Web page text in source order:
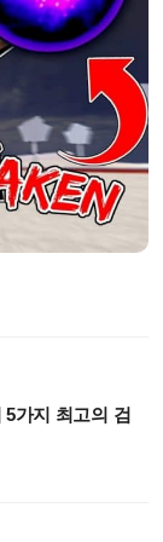
가지 최고의 검